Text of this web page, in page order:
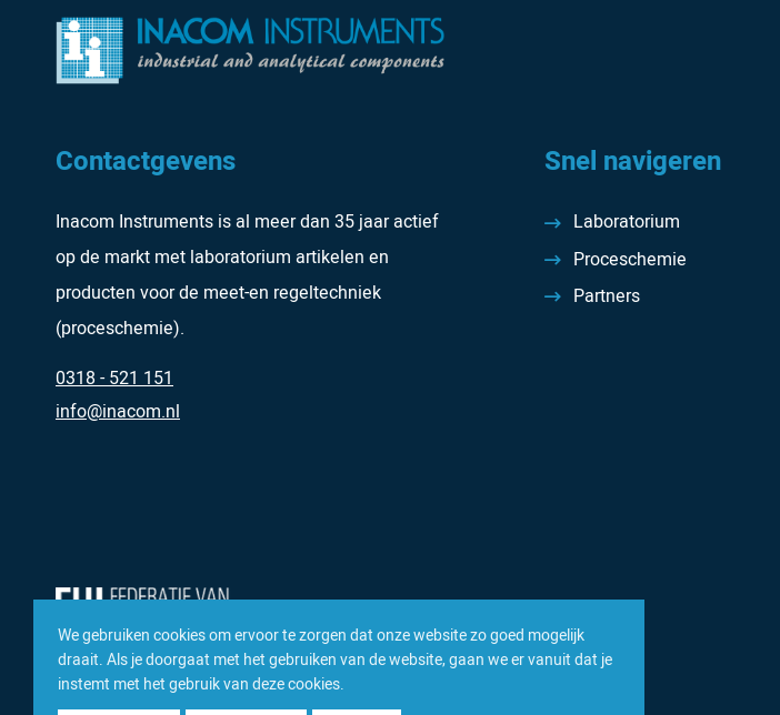
Contactgevens
Inacom Instruments is al meer dan 35 jaar actief
op de markt met laboratorium artikelen en
producten voor de meet-en regeltechniek
(proceschemie).
0318 - 521 151
info@inacom.nl
Snel navigeren
Laboratorium
Proceschemie
Partners
We gebruiken cookies om ervoor te zorgen dat onze website zo goed mogelijk
draait. Als je doorgaat met het gebruiken van de website, gaan we er vanuit dat je
instemt met het gebruik van deze cookies.